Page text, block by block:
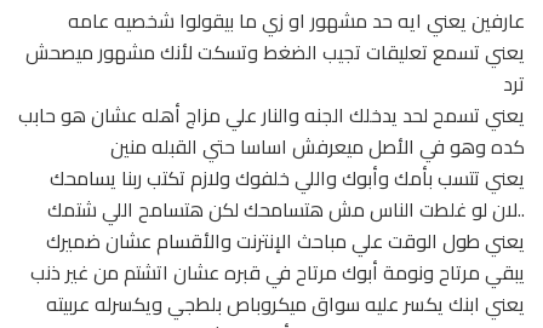
عارفين يعني ايه حد مشهور او زي ما بيقولوا شخصيه عامه
يعني تسمع تعليقات تجيب الضغط وتسكت لأنك مشهور ميصحش
ترد
يعني تسمح لحد يدخلك الجنه والنار علي مزاج أهله عشان هو حابب
كده وهو في الأصل ميعرفش اساسا حتي القبله منين
يعني تتسب بأمك وأبوك واللي خلفوك ولازم تكتب ربنا يسامحك
..لان لو غلطت الناس مش هتسامحك لكن هتسامح اللي شتمك
يعني طول الوقت علي مباحث الإنترنت والأقسام عشان ضميرك
يبقي مرتاح ونومة أبوك مرتاح في قبره عشان اتشتم من غير ذنب
يعني ابنك يكسر عليه سواق ميكروباص بلطجي ويكسرله عربيته